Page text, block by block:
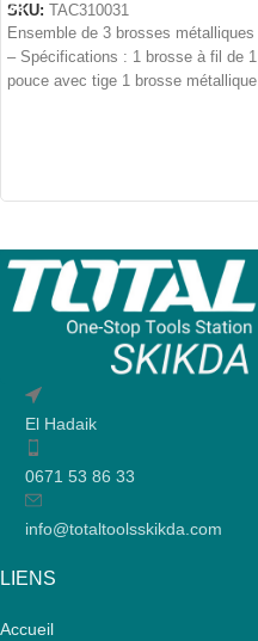
SKU: TAC310031
Ensemble de 3 brosses métalliques
– Spécifications : 1 brosse à fil de 1
pouce avec tige 1 brosse métallique
El Hadaik
0671 53 86 33
info@totaltoolsskikda.com
LIENS
Accueil